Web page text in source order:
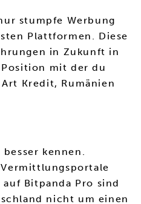
stumpfe Werbung
Plattformen. Diese
in Zukunft in
mit der du
Kredit, Rumänien
kennen.
Bitpanda Pro sind
nicht um einen